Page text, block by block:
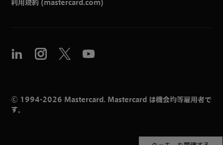
利用規約 (mastercard.com)
© 1994-2026 Mastercard. Mastercard は機会均等雇用者で
す。